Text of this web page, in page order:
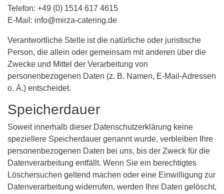
Telefon: +49 (0) 1514 617 4615
E-Mail: info@mirza-catering.de
Verantwortliche Stelle ist die natürliche oder juristische
Person, die allein oder gemeinsam mit anderen über die
Zwecke und Mittel der Verarbeitung von
personenbezogenen Daten (z. B. Namen, E-Mail-Adressen
o. Ä.) entscheidet.
Speicherdauer
Soweit innerhalb dieser Datenschutzerklärung keine
speziellere Speicherdauer genannt wurde, verbleiben Ihre
personenbezogenen Daten bei uns, bis der Zweck für die
Datenverarbeitung entfällt. Wenn Sie ein berechtigtes
Löschersuchen geltend machen oder eine Einwilligung zur
Datenverarbeitung widerrufen, werden Ihre Daten gelöscht,